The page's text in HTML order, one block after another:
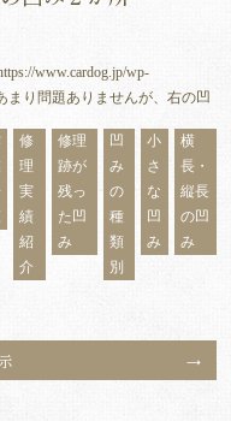
www.cardog.jp/wp-
まり問題ありませんが、右の凹
修
理
実
績
紹
介
修理
跡が
残っ
た凹
み
凹
み
の
種
類
別
小
さ
な
凹
み
横
長・
縦長
の凹
み